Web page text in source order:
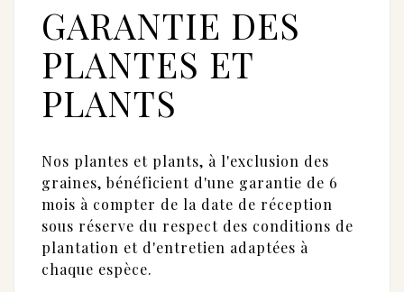
GARANTIE DES
PLANTES ET
PLANTS
Nos plantes et plants, à l'exclusion des
graines, bénéficient d'une garantie de 6
mois à compter de la date de réception
sous réserve du respect des conditions de
plantation et d'entretien adaptées à
chaque espèce.